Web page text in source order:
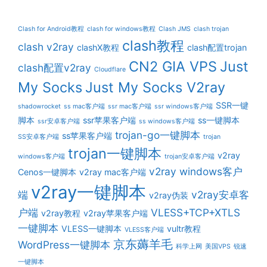
Clash for Android教程 clash for windows教程 Clash JMS clash trojan
clash v2ray clashX教程 clash教程 clash配置trojan
clash配置v2ray Cloudflare CN2 GIA VPS Just
My Socks Just My Socks V2ray
shadowrocket ss mac客户端 ssr mac客户端 ssr windows客户端 SSR一键
脚本 ssr安卓客户端 ssr苹果客户端 ss windows客户端 ss一键脚本
SS安卓客户端 ss苹果客户端 trojan-go一键脚本 trojan
windows客户端 trojan一键脚本 trojan安卓客户端 v2ray
Cenos一键脚本 v2ray mac客户端 v2ray windows客户
端 v2ray一键脚本 v2ray伪装 v2ray安卓客
户端 v2ray教程 v2ray苹果客户端 VLESS+TCP+XTLS
一键脚本 VLESS一键脚本 VLESS客户端 vultr教程
WordPress一键脚本 京东薅羊毛 科学上网 美国VPS 锐速
一键脚本